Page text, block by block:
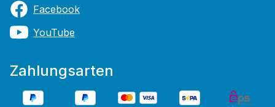
Facebook
YouTube
Zahlungsarten